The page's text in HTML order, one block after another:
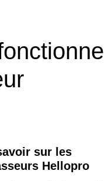
sur les
Hellopro